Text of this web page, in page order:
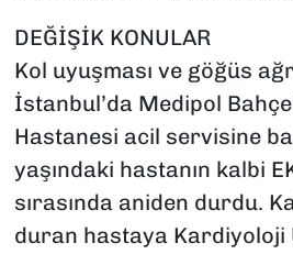
DEĞİŞİK KONULAR
Kol uyuşması ve göğüs
İstanbul’da Medipol
Hastanesi acil servisine
yaşındaki hastanın kalbi
sırasında aniden durdu.
duran hastaya Kardiyoloji